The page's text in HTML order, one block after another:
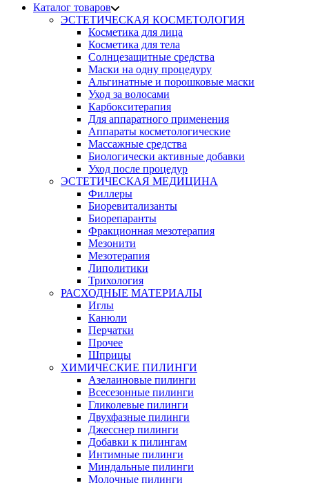
Каталог товаров
ЭСТЕТИЧЕСКАЯ КОСМЕТОЛОГИЯ
Косметика для лица
Косметика для тела
Солнцезащитные средства
Маски на одну процедуру
Альгинатные и порошковые маски
Уход за волосами
Карбокситерапия
Для аппаратного применения
Аппараты косметологические
Массажные средства
Биологически активные добавки
Уход после процедур
ЭСТЕТИЧЕСКАЯ МЕДИЦИНА
Филлеры
Биоревитализанты
Биорепаранты
Фракционная мезотерапия
Мезонити
Мезотерапия
Липолитики
Трихология
РАСХОДНЫЕ МАТЕРИАЛЫ
Иглы
Канюли
Перчатки
Прочее
Шприцы
ХИМИЧЕСКИЕ ПИЛИНГИ
Азелаиновые пилинги
Всесезонные пилинги
Гликолевые пилинги
Двухфазные пилинги
Джесснер пилинги
Добавки к пилингам
Интимные пилинги
Миндальные пилинги
Молочные пилинги